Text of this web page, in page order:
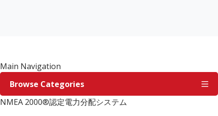
Main Navigation
Browse Categories
NMEA 2000®認定電力分配システム